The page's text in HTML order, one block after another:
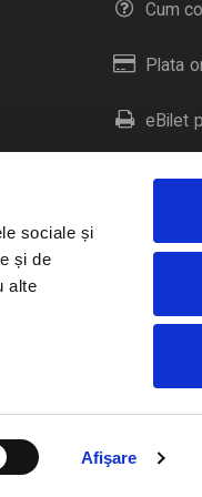
sociale și
și de
alte
Afişare
Cum
Plata
eBilet